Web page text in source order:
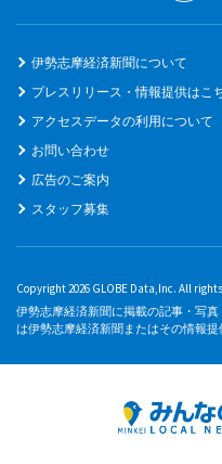
伊勢志摩経済新聞について
プレスリリース・情報提供はこ
アクセスデータの利用について
お問い合わせ
広告のご案内
スタッフ募集
Copyright 2026 GLOBE Data,Inc. All
伊勢志摩経済新聞に掲載の記事・写
は伊勢志摩経済新聞またはその情報提